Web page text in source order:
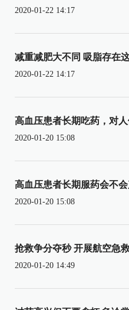
2020-01-22 14:17
减重减肥大不同 吸脂存在
2020-01-22 14:17
高血压患者长期吃药，对
2020-01-20 15:08
高血压患者长期服药会不
2020-01-20 15:08
抢救争分夺秒 开展航空急
2020-01-20 14:49